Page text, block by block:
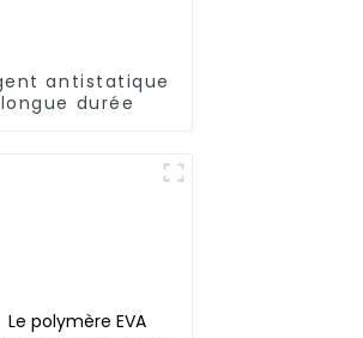
antistatique
longue durée